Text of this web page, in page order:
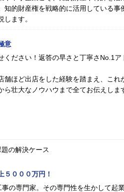
知的財産権を戦略的に活用している事
ます。
意
ください！返答の早さと丁寧さNo.1
舗ほど出店をした経験を踏まえ、これ
ら壮大なノウハウまで全てお伝えしま
の解決ケース
５０００万円！
の専門家。その専門性を生かして起